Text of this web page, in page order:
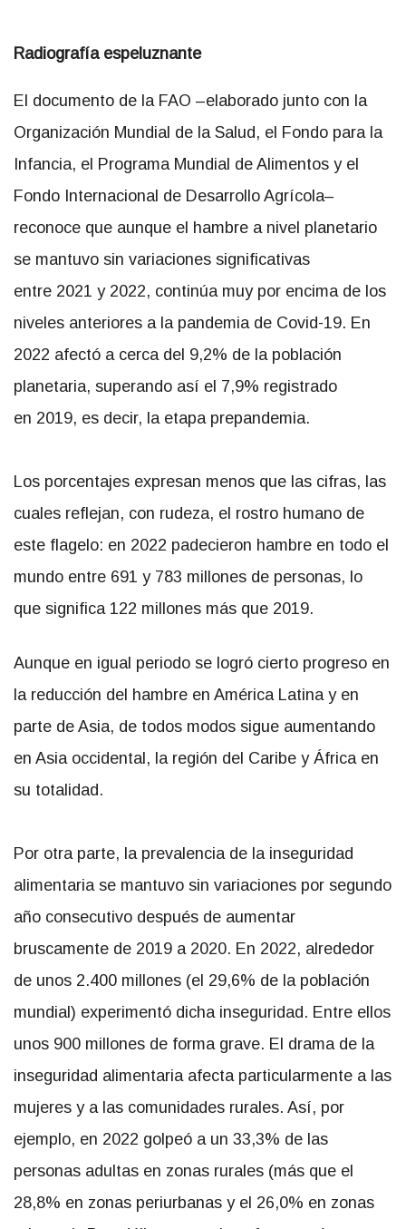
Radiografía espeluznante
El documento de la FAO –elaborado junto con la
Organización Mundial de la Salud, el Fondo para la
Infancia, el Programa Mundial de Alimentos y el
Fondo Internacional de Desarrollo Agrícola–
reconoce que aunque el hambre a nivel planetario
se mantuvo sin variaciones significativas
entre 2021 y 2022, continúa muy por encima de los
niveles anteriores a la pandemia de Covid-19. En
2022 afectó a cerca del 9,2% de la población
planetaria, superando así el 7,9% registrado
en 2019, es decir, la etapa prepandemia.
Los porcentajes expresan menos que las cifras, las
cuales reflejan, con rudeza, el rostro humano de
este flagelo: en 2022 padecieron hambre en todo el
mundo entre 691 y 783 millones de personas, lo
que significa 122 millones más que 2019.
Aunque en igual periodo se logró cierto progreso en
la reducción del hambre en América Latina y en
parte de Asia, de todos modos sigue aumentando
en Asia occidental, la región del Caribe y África en
su totalidad.
Por otra parte, la prevalencia de la inseguridad
alimentaria se mantuvo sin variaciones por segundo
año consecutivo después de aumentar
bruscamente de 2019 a 2020. En 2022, alrededor
de unos 2.400 millones (el 29,6% de la población
mundial) experimentó dicha inseguridad. Entre ellos
unos 900 millones de forma grave. El drama de la
inseguridad alimentaria afecta particularmente a las
mujeres y a las comunidades rurales. Así, por
ejemplo, en 2022 golpeó a un 33,3% de las
personas adultas en zonas rurales (más que el
28,8% en zonas periurbanas y el 26,0% en zonas